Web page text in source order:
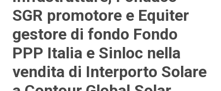
SGR promotore e Equiter
gestore di fondo Fondo
PPP Italia e Sinloc nella
vendita di Interporto Solare